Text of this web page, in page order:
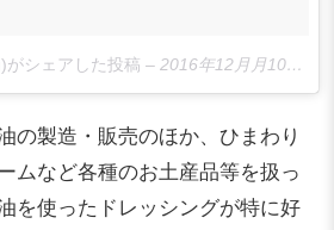
がシェアした投稿 – 2016年12月月10日午後9時30分PST
の製造・販売のほか、ひまわり
ムなど各種のお土産品等を扱っ
を使ったドレッシングが特に好